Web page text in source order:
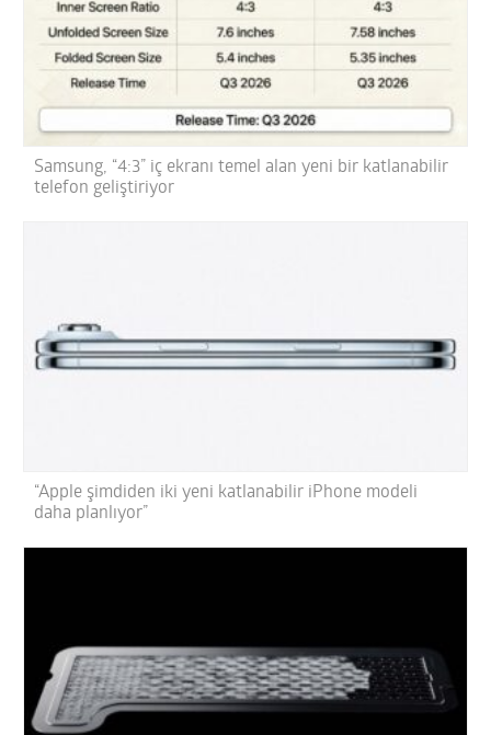
Samsung, “4:3” iç ekranı temel alan yeni bir katlanabilir
telefon geliştiriyor
“Apple şimdiden iki yeni katlanabilir iPhone modeli
daha planlıyor”